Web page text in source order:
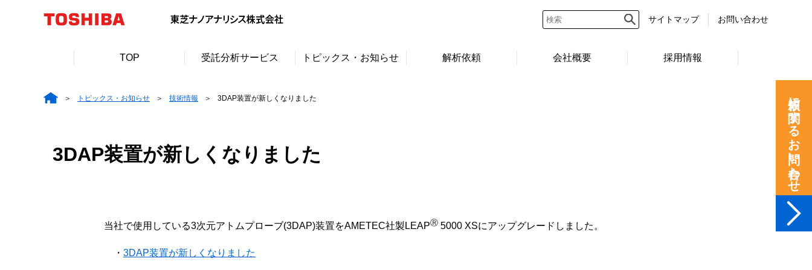
サイトマップ お問い合わせ
TOP 受託分析サービス トピックス・お知らせ 解析依頼 会社概要 採用情報
トピックス・お知らせ 技術情報 3DAP装置が新しくなりました
3DAP装置が新しくなりました
当社で使用している3次元アトムプローブ(3DAP)装置をAMETEC社製LEAPⓇ 5000 XSにアップグレードしました。
・ 3DAP装置が新しくなりました
依頼に関するお問い合わせ